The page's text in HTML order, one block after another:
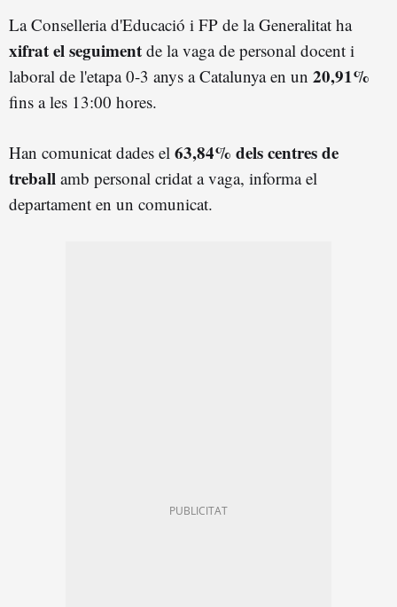
La Conselleria d'Educació i FP de la Generalitat ha
xifrat el seguiment de la vaga de personal docent i
laboral de l'etapa 0-3 anys a Catalunya en un 20,91%
fins a les 13:00 hores.
Han comunicat dades el 63,84% dels centres de
treball amb personal cridat a vaga, informa el
departament en un comunicat.